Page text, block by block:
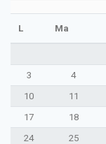
L Ma
3
4
10
11
17
18
24
25